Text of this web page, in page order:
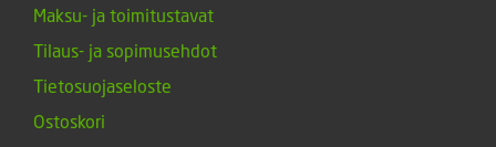
Maksu- ja toimitustavat
Tilaus- ja sopimusehdot
Tietosuojaseloste
Ostoskori